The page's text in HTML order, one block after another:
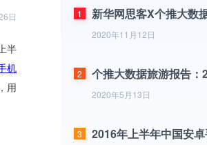
日 1
2020年11月12日
2
2020年5月13日
3 2016年上半年中国安